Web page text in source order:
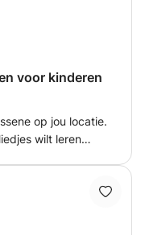
voor kinderen
op jou locatie.
wilt leren
Indien gewenst,
en de
begint bij het begin